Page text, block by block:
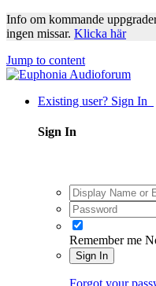
Info om kommande
ingen missar. Klicka här
Jump to content
Existing user? Sign In
Sign In
Remember me
Sign In
Forgot your